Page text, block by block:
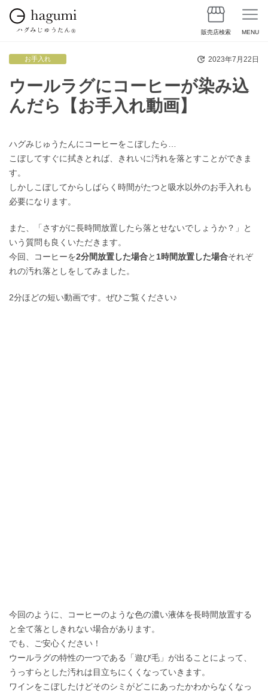
販売店検索 MENU
ウールラグにコーヒーが染み込
んだら【お手入れ動画】
お手入れ 2023年7月22日
ハグみじゅうたんにコーヒーをこぼしたら…
こぼしてすぐに拭きとれば、きれいに汚れを落とすことができま
す。
しかしこぼしてからしばらく時間がたつと吸水以外のお手入れも
必要になります。
また、「さすがに長時間放置したら落とせないでしょうか？」と
いう質問も良くいただきます。
今回、コーヒーを2分間放置した場合と 1時間放置した場合それぞ
れの汚れ落としをしてみました。
2分ほどの短い動画です。ぜひご覧ください♪
今回のように、コーヒーのような色の濃い液体を長時間放置する
と全て落としきれない場合があります。
でも、ご安心ください！
ウールラグの特性の一つである「遊び毛」が出ることによって、
うっすらとした汚れは目立ちにくくなっていきます。
ワインをこぼしたけどそのシミがどこにあったかわからなくなっ